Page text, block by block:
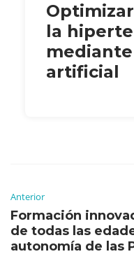
la
artificial
Anterior
Formación
de todas las
autonomía de las